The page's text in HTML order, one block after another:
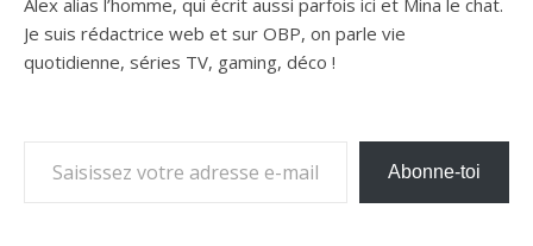
Je suis rédactrice web et sur OBP, on parle vie
quotidienne, séries TV, gaming, déco !
Abonne-toi